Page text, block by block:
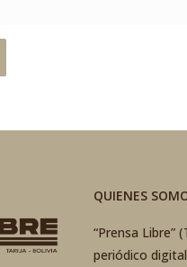
QUIENES
“Prensa Libre”
periódico